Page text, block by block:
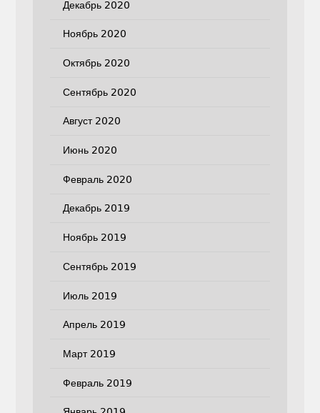
Декабрь 2020
Ноябрь 2020
Октябрь 2020
Сентябрь 2020
Август 2020
Июнь 2020
Февраль 2020
Декабрь 2019
Ноябрь 2019
Сентябрь 2019
Июль 2019
Апрель 2019
Март 2019
Февраль 2019